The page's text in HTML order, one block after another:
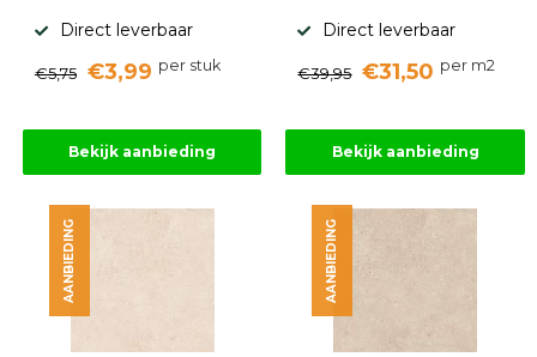
Direct leverbaar
€5,75 €3,99 per stuk
Bekijk aanbieding
Direct leverbaar
€39,95 €31,50 per m2
Bekijk aanbieding
AANBIEDING AANBIEDING